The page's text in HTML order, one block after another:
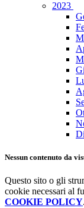
2023
Nessun contenuto da
Questo sito o gli
cookie necessari al
COOKIE POLICY.